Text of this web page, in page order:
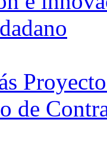
de